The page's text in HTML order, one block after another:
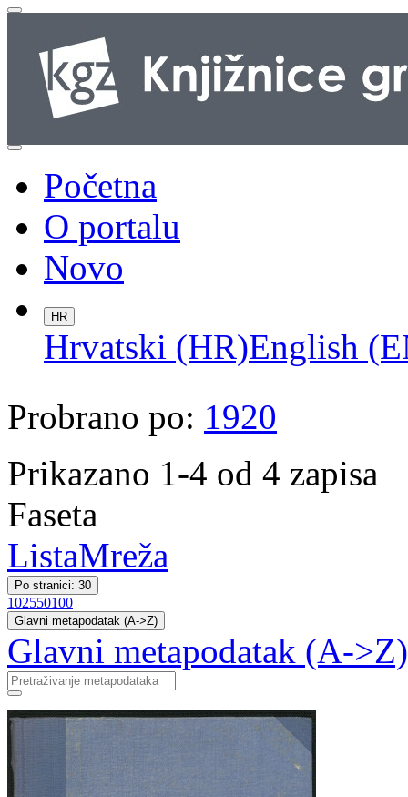
Početna
O portalu
Novo
HR
Hrvatski (HR)English
Probrano po: 1920
Prikazano 1-4 od 4 zapisa
Faseta
ListaMreža
Po stranici: 30
102550100
Glavni metapodatak (A->Z)
Glavni metapodatak (A->Z)